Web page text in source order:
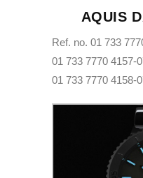
AQUIS
Ref. no. 01 733
01 733 7770 4157-
01 733 7770 4158-